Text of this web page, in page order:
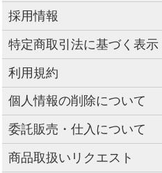
採用情報
特定商取引法に基づく表示
利用規約
個人情報の削除について
委託販売・仕入について
商品取扱いリクエスト